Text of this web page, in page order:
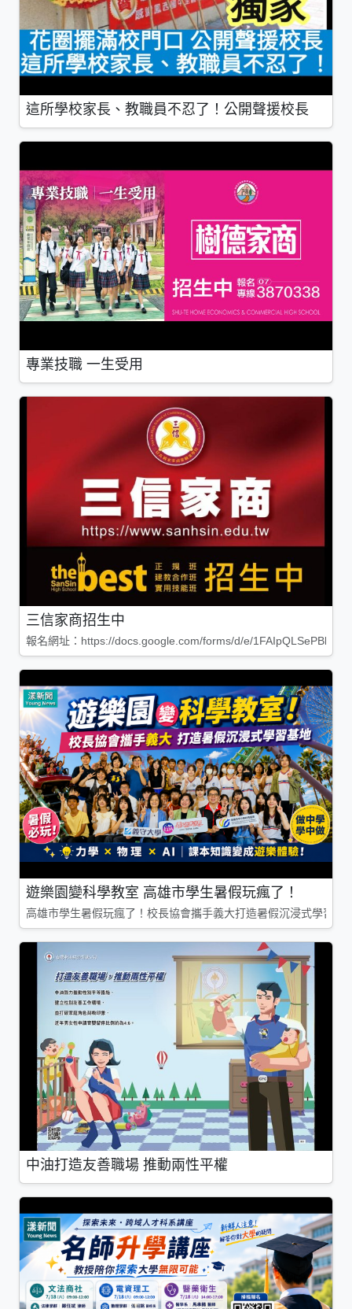
這所學校家長、教職員不忍了！公開聲援校長
專業技職 一生受用
三信家商招生中
報名網址：https://docs.google.com/forms/d/e/
遊樂園變科學教室 高雄市學生暑假玩瘋了！
高雄市學生暑假玩瘋了！校長協會攜手義大打造暑假沉浸式學習基
中油打造友善職場 推動兩性平權